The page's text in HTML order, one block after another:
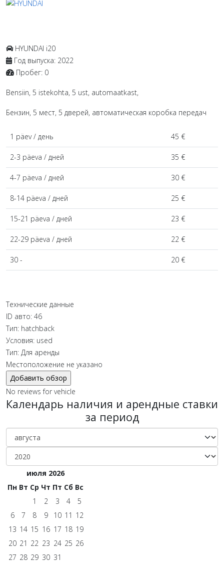
HYUNDAI i20
Год выпуска: 2022
Пробег: 0
Bensiin, 5 istekohta, 5 ust, automaatkast,
Бензин, 5 мест, 5 дверей, автоматическая коробка передач
1 päev / день 45 €
2-3 päeva / дней 35 €
4-7 päeva / дней 30 €
8-14 päeva / дней 25 €
15-21 päeva / дней 23 €
22-29 päeva / дней 22 €
30 - 20 €
Технические данные
ID авто: 46
Тип: hatchback
Условия: used
Тип: Для аренды
Местоположение не указано
No reviews for vehicle
Календарь наличия и арендные ставки
за период
июля 2026
Пн Вт Ср Чт Пт Сб Вс
1
2 3 4
5
6
7 8 9 10 11 12
13 14 15 16 17 18 19
20 21 22 23 24 25 26
27 28 29 30 31